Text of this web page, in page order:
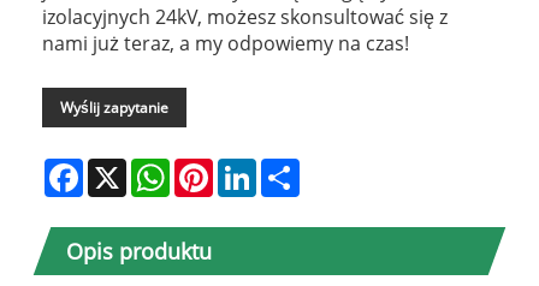
izolacyjnych 24kV, możesz skonsultować się z
nami już teraz, a my odpowiemy na czas!
Wyślij zapytanie
Facebook
X WhatsAppPinterestLinkedIn
Opis produktu